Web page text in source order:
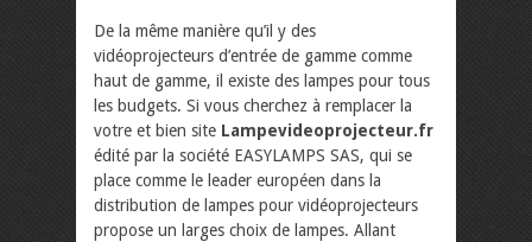
De la même manière qu’il y des
vidéoprojecteurs d’entrée de gamme comme
haut de gamme, il existe des lampes pour tous
les budgets. Si vous cherchez à remplacer la
votre et bien site Lampevideoprojecteur.fr
édité par la société EASYLAMPS SAS, qui se
place comme le leader européen dans la
distribution de lampes pour vidéoprojecteurs
propose un larges choix de lampes. Allant